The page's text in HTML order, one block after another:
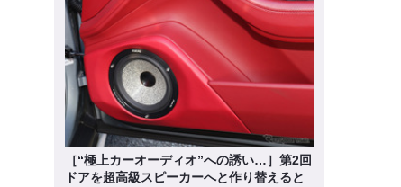
［“極上カーオーディオ”への誘い…］第2回
ドアを超高級スピーカーへと作り替えると